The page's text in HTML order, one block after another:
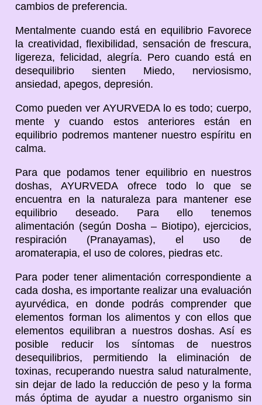
cambios de preferencia.
Mentalmente cuando está en equilibrio Favorece
la creatividad, flexibilidad, sensación de frescura,
ligereza, felicidad, alegría. Pero cuando está en
desequilibrio sienten Miedo, nerviosismo,
ansiedad, apegos, depresión.
Como pueden ver AYURVEDA lo es todo; cuerpo,
mente y cuando estos anteriores están en
equilibrio podremos mantener nuestro espíritu en
calma.
Para que podamos tener equilibrio en nuestros
doshas, AYURVEDA ofrece todo lo que se
encuentra en la naturaleza para mantener ese
equilibrio deseado. Para ello tenemos
alimentación (según Dosha – Biotipo), ejercicios,
respiración (Pranayamas), el uso de
aromaterapia, el uso de colores, piedras etc.
Para poder tener alimentación correspondiente a
cada dosha, es importante realizar una evaluación
ayurvédica, en donde podrás comprender que
elementos forman los alimentos y con ellos que
elementos equilibran a nuestros doshas. Así es
posible reducir los síntomas de nuestros
desequilibrios, permitiendo la eliminación de
toxinas, recuperando nuestra salud naturalmente,
sin dejar de lado la reducción de peso y la forma
más óptima de ayudar a nuestro organismo sin